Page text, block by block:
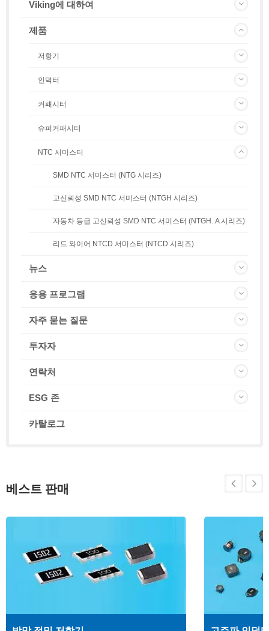
Viking에 대하여
제품
저항기
인덕터
커패시터
슈퍼커패시터
NTC 서미스터
SMD NTC 서미스터 (NTG 시리즈)
고신뢰성 SMD NTC 서미스터 (NTGH 시리즈)
자동차 등급 고신뢰성 SMD NTC 서미스터 (NTGH..A 시리즈)
리드 와이어 NTCD 서미스터 (NTCD 시리즈)
뉴스
응용 프로그램
자주 묻는 질문
투자자
연락처
ESG 존
카탈로그
베스트 판매